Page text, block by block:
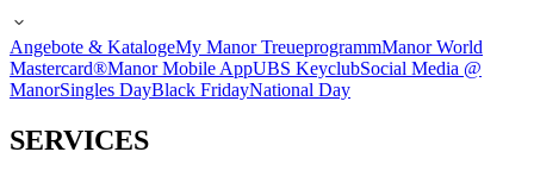
Angebote & KatalogeMy Manor TreueprogrammManor World
Mastercard®Manor Mobile AppUBS KeyclubSocial Media @
ManorSingles DayBlack FridayNational Day
SERVICES